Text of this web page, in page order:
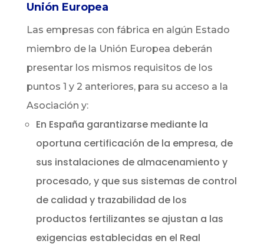
Unión Europea
Las empresas con fábrica en algún Estado
miembro de la Unión Europea deberán
presentar los mismos requisitos de los
puntos 1 y 2 anteriores, para su acceso a la
Asociación y:
En España garantizarse mediante la
oportuna certificación de la empresa, de
sus instalaciones de almacenamiento y
procesado, y que sus sistemas de control
de calidad y trazabilidad de los
productos fertilizantes se ajustan a las
exigencias establecidas en el Real